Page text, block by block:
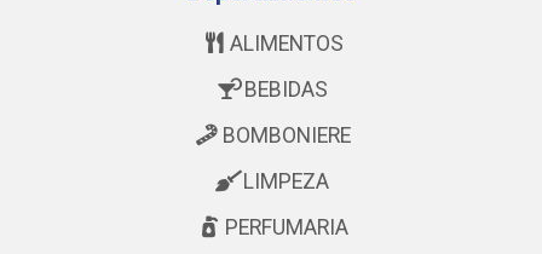
ALIMENTOS
BEBIDAS
BOMBONIERE
LIMPEZA
PERFUMARIA